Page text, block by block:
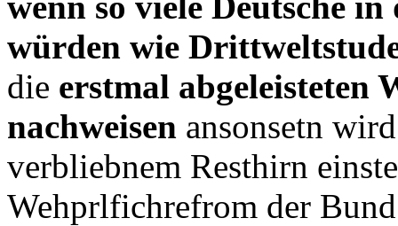
würden wie
die erstmal abgeleisteten
nachweisen ansonsetn
verbliebnem Resthirn
Wehprlfichrefrom der